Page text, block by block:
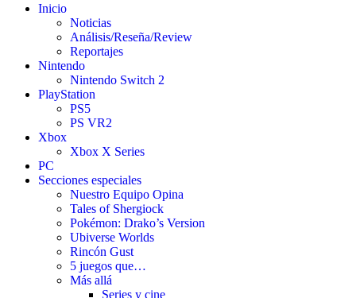
Inicio
Noticias
Análisis/Reseña/Review
Reportajes
Nintendo
Nintendo Switch 2
PlayStation
PS5
PS VR2
Xbox
Xbox X Series
PC
Secciones especiales
Nuestro Equipo Opina
Tales of Shergiock
Pokémon: Drako’s Version
Ubiverse Worlds
Rincón Gust
5 juegos que…
Más allá
Series y cine